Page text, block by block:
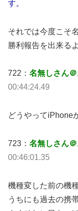
す。
それでは今度こそ
勝利報告を出来る
722： 名無しさん
00:44:24.49
どうやってiPhone
723： 名無しさん
00:46:01.35
機種変した前の機
うちにも過去の携